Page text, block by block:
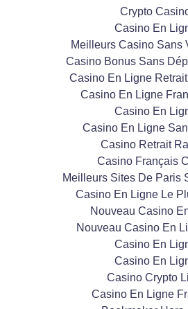
Crypto
Casino En
Meilleurs Casino Sans
Casino Bonus Sans
Casino En Ligne
Casino En Ligne
Casino En
Casino En Ligne
Casino Retrait
Casino Français
Meilleurs Sites De Paris
Casino En Ligne Le
Nouveau Casino
Nouveau Casino En
Casino En
Casino En
Casino Crypto
Casino En Ligne